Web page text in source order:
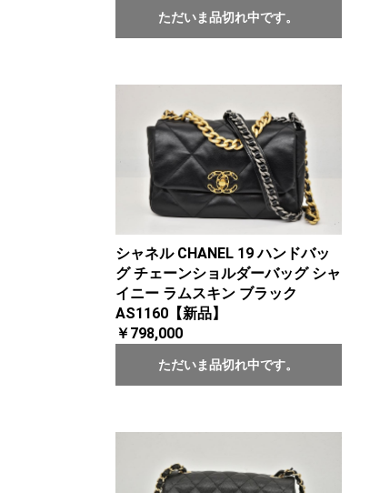
ただいま品切れ中です。
シャネル CHANEL 19 ハンドバッ
グ チェーンショルダーバッグ シャ
イニー ラムスキン ブラック
AS1160【新品】
￥798,000
ただいま品切れ中です。